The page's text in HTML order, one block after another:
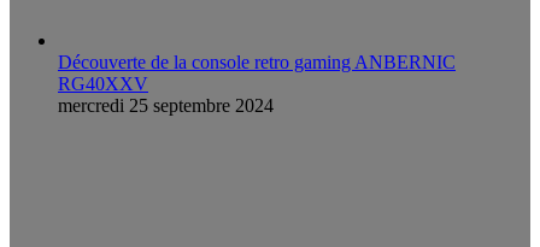
Découverte de la console retro gaming ANBERNIC
RG40XXV
mercredi 25 septembre 2024